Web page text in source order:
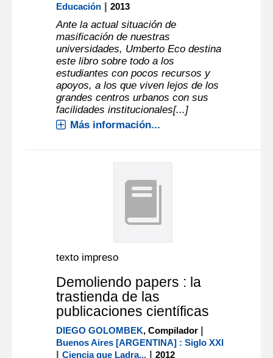
Educación |2013
Ante la actual situación de
masificación de nuestras
universidades, Umberto Eco destina
este libro sobre todo a los
estudiantes con pocos recursos y
apoyos, a los que viven lejos de los
grandes centros urbanos con sus
facilidades institucionales[...]
Más información...
texto impreso
Demoliendo papers : la
trastienda de las
publicaciones científicas
DIEGO GOLOMBEK, Compilador |
Buenos Aires [ARGENTINA] : Siglo XXI
|Ciencia que Ladra... |2012